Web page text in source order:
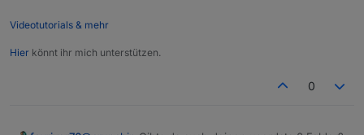
Videotutorials & mehr
Hier könnt ihr mich unterstützen.
0